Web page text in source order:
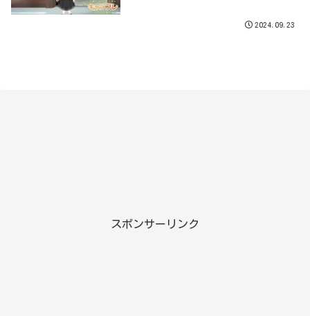
2024.09.23
スポンサーリンク